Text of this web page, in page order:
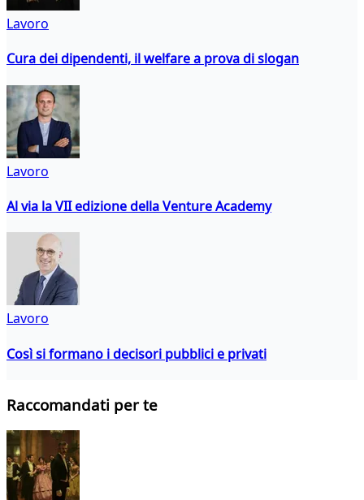
Lavoro
Cura dei dipendenti, il welfare a prova di slogan
Lavoro
Al via la VII edizione della Venture Academy
Lavoro
Così si formano i decisori pubblici e privati
Raccomandati per te